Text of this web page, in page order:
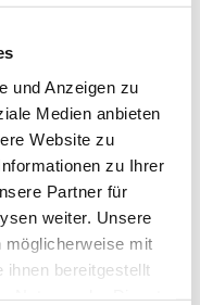
und Anzeigen zu
Medien anbieten
Website zu
zu Ihrer
Partner für
weiter. Unsere
möglicherweise mit
ihnen bereitgestellt